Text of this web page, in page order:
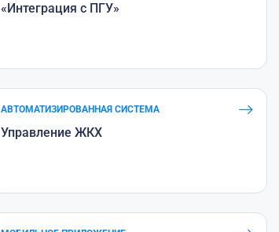
«Интеграция с ПГУ»
АВТОМАТИЗИРОВАННАЯ СИСТЕМА
Управление ЖКХ